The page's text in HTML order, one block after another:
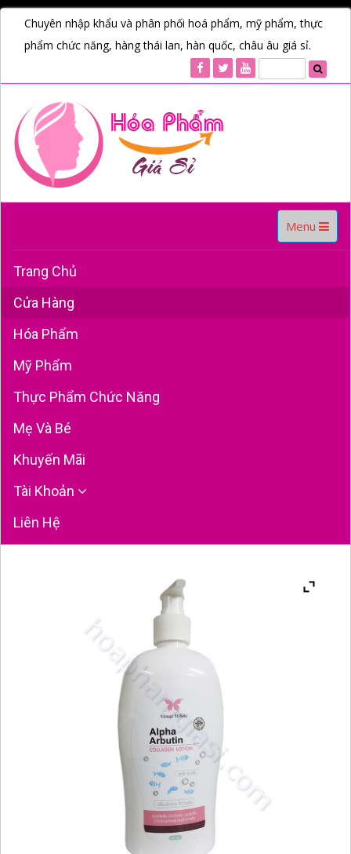
Chuyên nhập khẩu và phân phối hoá phẩm, mỹ phẩm, thực
phẩm chức năng, hàng thái lan, hàn quốc, châu âu giá sỉ.
Toggle
navigation
Menu
Trang Chủ
Cửa Hàng
Hóa Phẩm
Mỹ Phẩm
Thực Phẩm Chức Năng
Mẹ Và Bé
Khuyến Mãi
Tài Khoản
Liên Hệ